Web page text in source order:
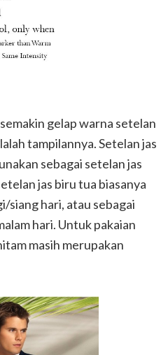
gelap warna setelan
tampilannya. Setelan jas
sebagai setelan jas
jas biru tua biasanya
siang hari, atau sebagai
hari. Untuk pakaian
masih merupakan